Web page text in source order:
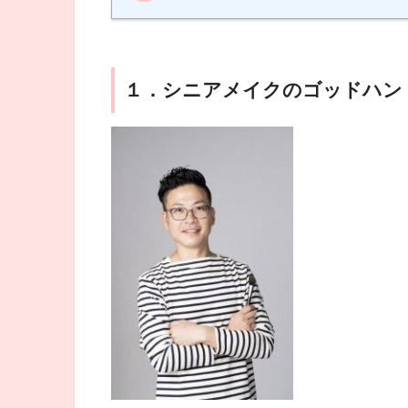
１．シニアメイクのゴッドハ